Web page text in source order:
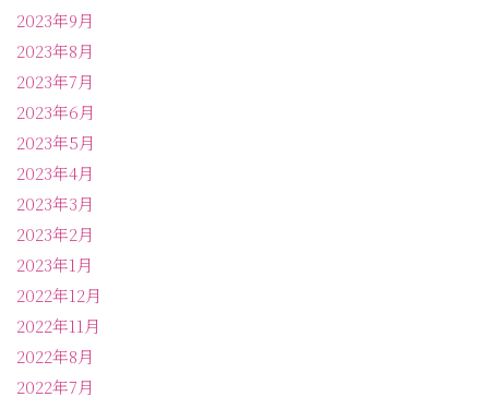
2023年9月
2023年8月
2023年7月
2023年6月
2023年5月
2023年4月
2023年3月
2023年2月
2023年1月
2022年12月
2022年11月
2022年8月
2022年7月